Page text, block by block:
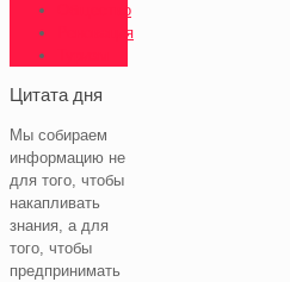
Общество
Реновация
Цитата дня
Мы собираем
информацию не
для того, чтобы
накапливать
знания, а для
того, чтобы
предпринимать